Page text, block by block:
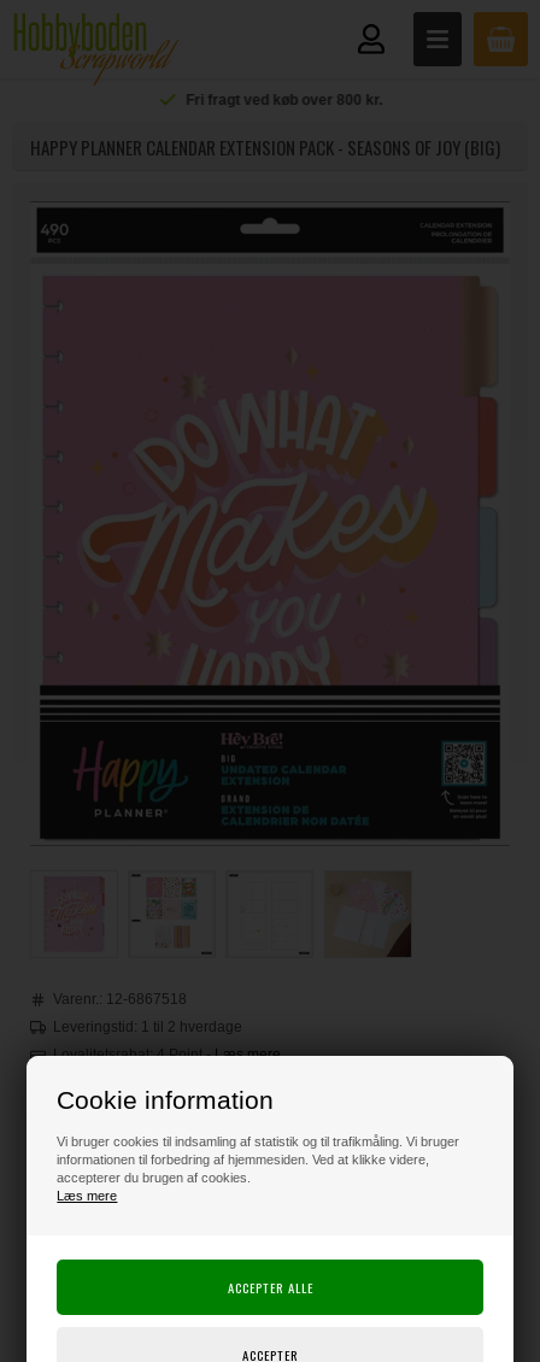
Cookie information
Vi bruger cookies til indsamling af statistik og til trafikmåling. Vi bruger
informationen til forbedring af hjemmesiden. Ved at klikke videre,
accepterer du brugen af cookies.
Læs mere
Fri fragt ved køb over 800 kr.
HAPPY PLANNER CALENDAR EXTENSION PACK - SEASONS OF JOY (BIG)
Varenr.: 12-6867518
Leveringstid: 1 til 2 hverdage
Loyalitetsrabat:4 Point-Læs mere
145,00DKK
Varen er på lager